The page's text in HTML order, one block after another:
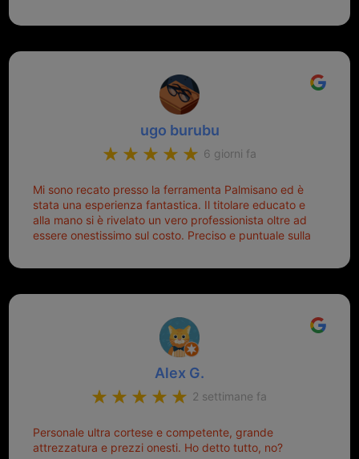
meglio ferramenta de ostia e poi il prorietario il signor
ugo burubu
6 giorni fa
Mi sono recato presso la ferramenta Palmisano ed è
stata una esperienza fantastica. Il titolare educato e
alla mano si è rivelato un vero professionista oltre ad
essere onestissimo sul costo. Preciso e puntuale sulla
Alex G.
2 settimane fa
Personale ultra cortese e competente, grande
attrezzatura e prezzi onesti. Ho detto tutto, no?